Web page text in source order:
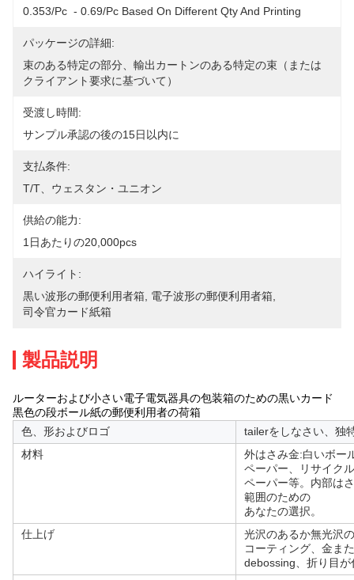
0.353/pc  - 0.69/pc Based On Different Qty And Printing
パッケージの詳細:
束のある特定の部分、輸出カートンのある特定の束（または
クライアント要求に基づいて）
受渡し時間:
サンプル承認の後の15日以内に
支払条件:
T/T、ウェスタン・ユニオン
供給の能力:
1日あたりの20,000pcs
ハイライト:
黒い波形の郵便利用者箱 電子波形の郵便利用者箱
司令官カード紙箱
製品説明
ルーターおよび小さい電子電気器具の包装箱のための黒いカード
黒色の段ボール紙の郵便利用者の荷箱
色、形およびロゴ
tailerをしなさい、独
材料
外はさみ金:白いボー
ペーパー、リサイク
ペーパー等。内部は
範囲のための
あなたの選択。
仕上げ
光沢のあるか無光沢
コーティング、金ま
debossing、折り目が